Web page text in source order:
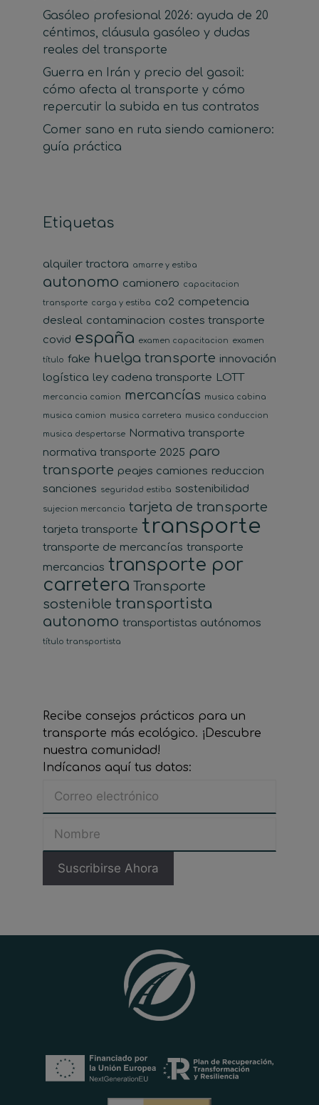
Gasóleo profesional 2026: ayuda de 20
céntimos, cláusula gasóleo y dudas
reales del transporte
Guerra en Irán y precio del gasoil:
cómo afecta al transporte y cómo
repercutir la subida en tus contratos
Comer sano en ruta siendo camionero:
guía práctica
Etiquetas
alquiler tractora amarre y estiba
autonomo camionero capacitacion
transporte carga y estiba co2 competencia
desleal contaminacion costes transporte
covid españa examen capacitacion examen
título fake huelga transporte innovación
logística ley cadena transporte LOTT
mercancia camion mercancías musica cabina
musica camion musica carretera musica conduccion
musica despertarse
Normativa transporte
normativa transporte 2025 paro
transporte peajes camiones reduccion
sanciones
seguridad estiba sostenibilidad
sujecion mercancia tarjeta de transporte
tarjeta transporte transporte
transporte de mercancías transporte
mercancias transporte por
carretera Transporte
sostenible transportista
autonomo transportistas autónomos
título transportista
Recibe consejos prácticos para un
transporte más ecológico. ¡Descubre
nuestra comunidad!
Indícanos aquí tus datos: